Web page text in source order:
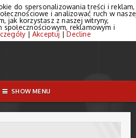
SHOW MENU
do spersonalizowania treści i reklam,
i analizować ruch w
jak korzystasz z naszej witryny,
reklamowym i
| Akceptuj |Decline